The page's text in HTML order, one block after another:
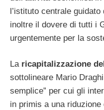
l’istituto centrale guidato
inoltre il dovere di tutti i
urgentemente per la
La ricapitalizzazione
sottolineare Mario
semplice” per cui gli
in primis a una